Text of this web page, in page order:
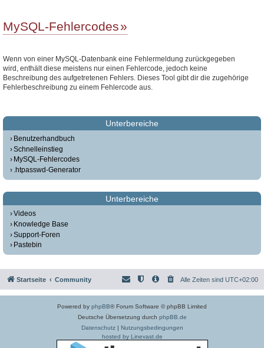
MySQL-Fehlercodes
Wenn von einer MySQL-Datenbank eine Fehlermeldung zurückgegeben
wird, enthält diese meistens nur einen Fehlercode, jedoch keine
Beschreibung des aufgetretenen Fehlers. Dieses Tool gibt dir die zugehörige
Fehlerbeschreibung zu einem Fehlercode aus.
Unterbereiche
Benutzerhandbuch
Schnelleinstieg
MySQL-Fehlercodes
.htpasswd-Generator
Unterbereiche
Videos
Knowledge Base
Support-Foren
Pastebin
Startseite Community Alle Zeiten sind UTC+02:00
Powered by phpBB® Forum Software © phpBB Limited
Deutsche Übersetzung durch phpBB.de
Datenschutz| Nutzungsbedingungen
hosted by Linevast.de